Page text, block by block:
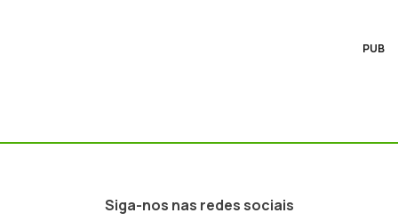
PUB
Siga-nos nas redes sociais